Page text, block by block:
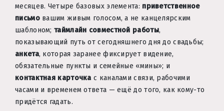
месяцев. Четыре базовых элемента: приветственное
письмовашим живым голосом, а не канцелярским
шаблоном; таймлайн совместной работы,
показывающий путь от сегодняшнего дня до свадьбы;
анкета, которая заранее фиксирует видение,
обязательные пункты и семейные «мины»; и
контактная карточка с каналами связи, рабочими
часами и временем ответа — ещё до того, как кому-то
придётся гадать.